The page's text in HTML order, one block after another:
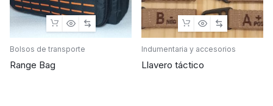
Bolsos de transporte
Range Bag
Indumentaria y accesorios
Llavero táctico